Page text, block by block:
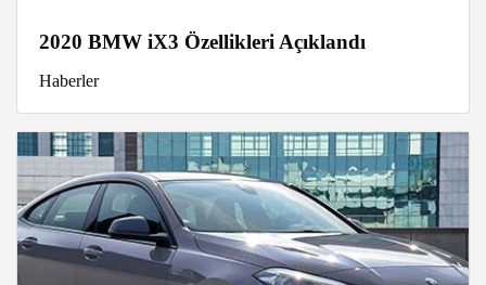
2020 BMW iX3 Özellikleri Açıklandı
Haberler